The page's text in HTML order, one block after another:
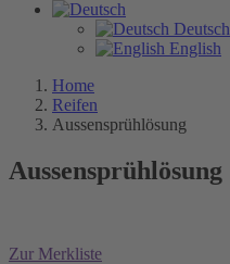
Deutsch
English
Home
Reifen
Aussensprühlösung
Aussensprühlösung
Zur Merkliste